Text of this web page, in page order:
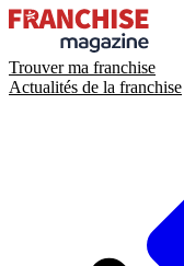
Trouver ma franchise
Actualités de la franchise